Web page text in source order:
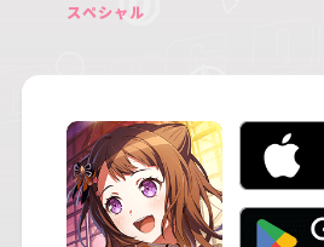
スペシャル